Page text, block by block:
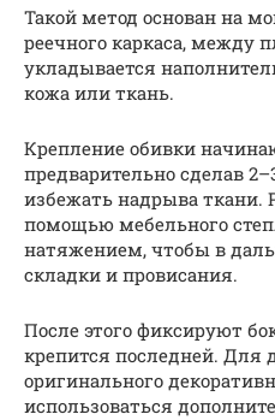
Такой метод основан на
реечного каркаса, между
укладывается
кожа или ткань.
Крепление обивки
предварительно сделав
избежать надрыва ткани.
помощью мебельного
натяжением, чтобы в
складки и провисания.
После этого фиксируют
крепится последней. Для
оригинального
использоваться